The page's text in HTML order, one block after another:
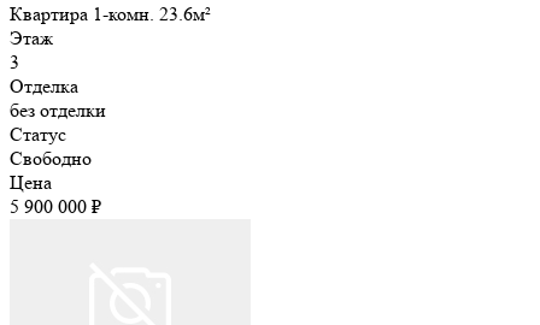
Квартира 1-комн. 23.6м²
Этаж
3
Отделка
без отделки
Статус
Свободно
Цена
5 900 000 ₽